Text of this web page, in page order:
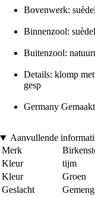
Bovenwerk:
Binnenzool:
Buitenzool:
Details: klomp
gesp
Germany
Aanvullende
Merk
Kleur
tijm
Kleur
Groen
Geslacht